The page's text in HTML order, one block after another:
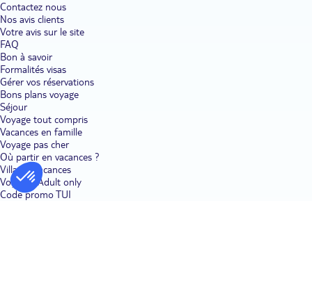
Contactez nous
Nos avis clients
Votre avis sur le site
FAQ
Bon à savoir
Formalités visas
Gérer vos réservations
Bons plans voyage
Séjour
Voyage tout compris
Vacances en famille
Voyage pas cher
Où partir en vacances ?
Villages vacances
Voyages Adult only
Code promo TUI